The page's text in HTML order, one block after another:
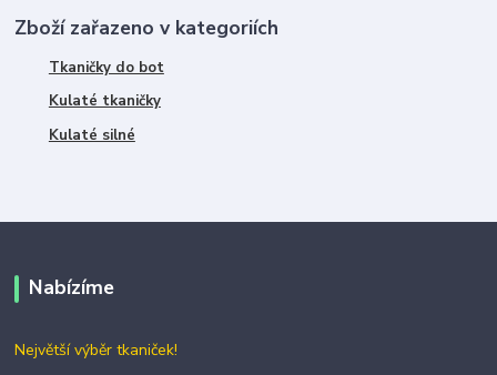
Zboží zařazeno v kategoriích
Tkaničky do bot
Kulaté tkaničky
Kulaté silné
Nabízíme
Největší výběr tkaniček!